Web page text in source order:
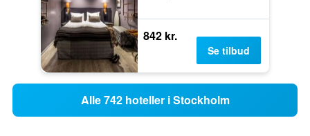
842 kr.
Se tilbud
Alle 742 hoteller i Stockholm